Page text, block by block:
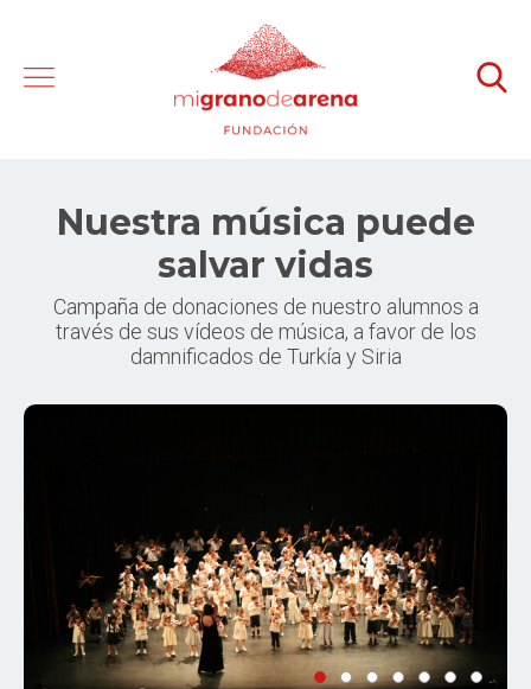
Nuestra música puede
salvar vidas
Campaña de donaciones de nuestro alumnos a
través de sus vídeos de música, a favor de los
damnificados de Turkía y Siria